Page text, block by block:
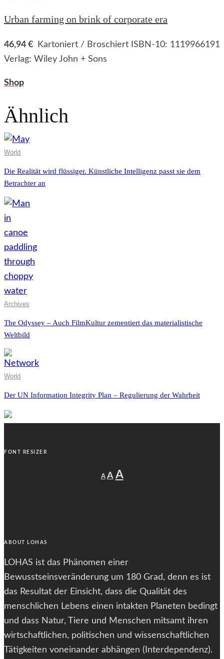
Urban farming on brink of corporate era
46,94 €
Kartoniert / Broschiert ISBN-10: 1119966191
Verlag: Wiley John + Sons
Shop
Ähnlich
World
Die Realität wird flüssiger. Künstliche Intelligenz passt sie dem
Betrachter an
Archives
The Odyssey – Auch FilmKultur zementiert das materialistische
Weltbild
World
Der UN Information Integrity Plan – Regulierung der Wahrheit
FONT RESIZER
A
Decrease
font
A Reset
AIncrease
ABOUT LOHAS
LOHAS ist das Phänomen einer
Bewusstseinsveränderung um 180 Grad, denn es ist
das Resultat der Einsicht, dass die Qualität des
menschlichen Lebens einen intakten Planeten bedingt
und dass Natur, Tiere und Menschen mitsamt ihren
wirtschaftlichen, politischen und wissenschaftlichen
Tätigkeiten voneinander abhängen (Interdependenz).